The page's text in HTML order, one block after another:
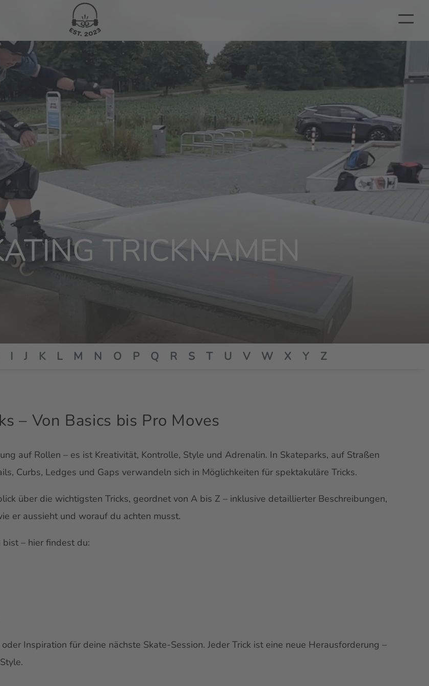
TRICKNAMEN
I J K L M N O P Q R S T U V W X Y Z
– Von Basics bis Pro Moves
auf Rollen – es ist Kreativität, Kontrolle, Style und Adrenalin. In Skateparks, auf Straßen
Curbs, Ledges und Gaps verwandeln sich in Möglichkeiten für spektakuläre Tricks.
über die wichtigsten Tricks, geordnet von A bis Z – inklusive detaillierter Beschreibungen,
er aussieht und worauf du achten musst.
– hier findest du:
Inspiration für deine nächste Skate-Session. Jeder Trick ist eine neue Herausforderung –